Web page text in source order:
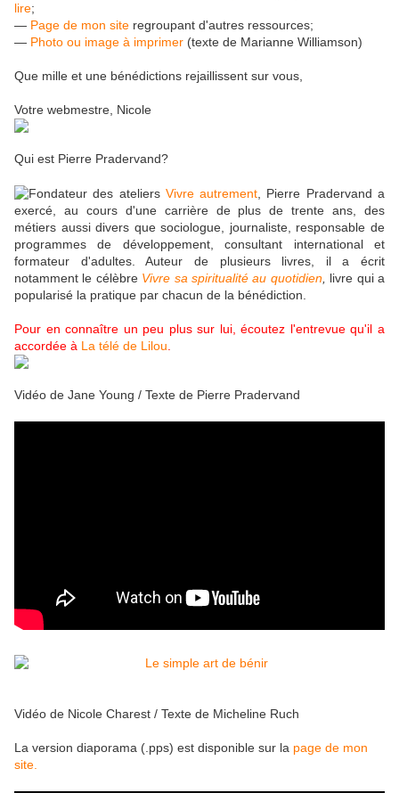
lire;
— Page de mon site regroupant d'autres ressources;
— Photo ou image à imprimer (texte de Marianne Williamson)
Que mille et une bénédictions rejaillissent sur vous,
Votre webmestre, Nicole
Qui est Pierre Pradervand?
Fondateur des ateliers Vivre autrement , Pierre Pradervand a
exercé, au cours d'une carrière de plus de trente ans, des
métiers aussi divers que sociologue, journaliste, responsable de
programmes de développement, consultant international et
formateur d'adultes.Auteur de plusieurs livres, il a écrit
notamment le célèbre Vivre sa spiritualité au quotidien, livre qui a
popularisé la pratique par chacun de la bénédiction.
Pour en connaître un peu plus sur lui, écoutez l'entrevue qu'il a
accordée à La télé de Lilou
Vidéo de Jane Young / Texte de Pierre Pradervand
Vidéo de Nicole Charest / Texte de Micheline Ruch
La version diaporama (.pps) est disponible sur la page de mon
site.